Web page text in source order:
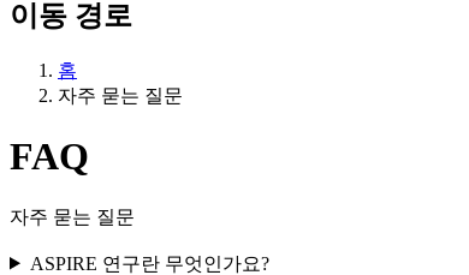
이동 경로
홈
자주 묻는 질문
FAQ
자주 묻는 질문
ASPIRE 연구란 무엇인가요?